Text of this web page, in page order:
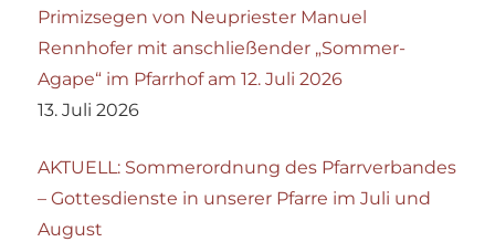
Primizsegen von Neupriester Manuel
Rennhofer mit anschließender „Sommer-
Agape“ im Pfarrhof am 12. Juli 2026
13. Juli 2026
AKTUELL: Sommerordnung des Pfarrverbandes
– Gottesdienste in unserer Pfarre im Juli und
August